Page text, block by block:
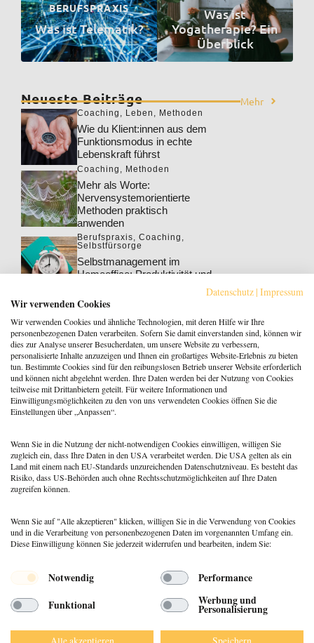
BERUFSPRAXIS
Was ist Telematik?
Was ist
Yogatherapie? Ein
Überblick
Neueste Beiträge Mehr
Coaching , Leben , Methoden
Wie du Klient:innen aus dem
Funktionsmodus in echte
Lebenskraft führst
Coaching Methoden
Mehr als Worte:
Nervensystemorientierte
Methoden praktisch
anwenden
Berufspraxis Coaching
Selbstfürsorge
Selbstmanagement im
Homeoffice: Produktivität und
Berufspraxis
Klarheit gewinnt: Gebucht
werden als Coach:in im KI-
Zeitalter
Berufspraxis
Patientenrechtegesetz: 5
typische Irrtümer im Fakten-
Check
Coaching
falschen Fragen? Zeit für ein
Repertoire-Update
Menü
© 2026 DEUTSCHER PSYCHOLOGEN
VERLAG GMBH
IMPRESSUM
Datenschutz | Impressum
Wir verwenden Cookies
Wir verwenden Cookies und ähnliche Technologien, mit deren Hilfe wir Ihre
personenbezogenen Daten verarbeiten. Sofern Sie damit einverstanden sind, können wir
dies zur Analyse unserer Besucherdaten, um unsere Website zu verbessern,
personalisierte Inhalte anzuzeigen und Ihnen ein großartiges Website-Erlebnis zu bieten
tun. Bestimmte Cookies sind für den reibungslosen Betrieb unserer Website erforderlich
und können nicht abgelehnt werden. Ihre Daten werden bei der Nutzung von Cookies
teilweise mit Drittanbietern geteilt. Für weitere Informationen und
Einwilligungsmöglichkeiten zu den von uns verwendeten Cookies öffnen Sie die
Einstellungen über „Anpassen“.
Wenn Sie in die Nutzung der nicht-notwendigen Cookies einwilligen, willigen Sie
zugleich ein, dass Ihre Daten in den USA verarbeitet werden. Die USA gelten als ein
Land mit einem nach EU-Standards unzureichenden Datenschutzniveau. Es besteht das
Risiko, dass US-Behörden auch ohne Rechtsschutzmöglichkeiten auf Ihre Daten
zugreifen können.
Wenn Sie auf "Alle akzeptieren" klicken, willigen Sie in die Verwendung von Cookies
und in die Verarbeitung von personenbezogenen Daten im vorgenannten Umfang ein.
Diese Einwilligung können Sie jederzeit widerrufen und bearbeiten, indem Sie:
Notwendig
Performance
Funktional
Werbung und
Personalisierung